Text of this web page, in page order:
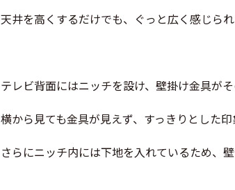
天井を高くするだけでも、ぐっと広く感じら
テレビ背面にはニッチを設け、壁掛け金具が
横から見ても金具が見えず、すっきりとした印
さらにニッチ内には下地を入れているため、